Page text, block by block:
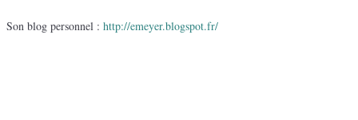
Son blog personnel : http://emeyer.blogspot.fr/